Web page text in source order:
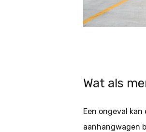
Wat als
Een ongeval
aanhangwagen